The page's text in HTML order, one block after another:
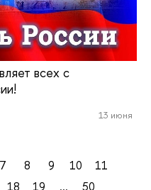
всех с
13 июня
7 8 9 10
11
18 19 ... 50